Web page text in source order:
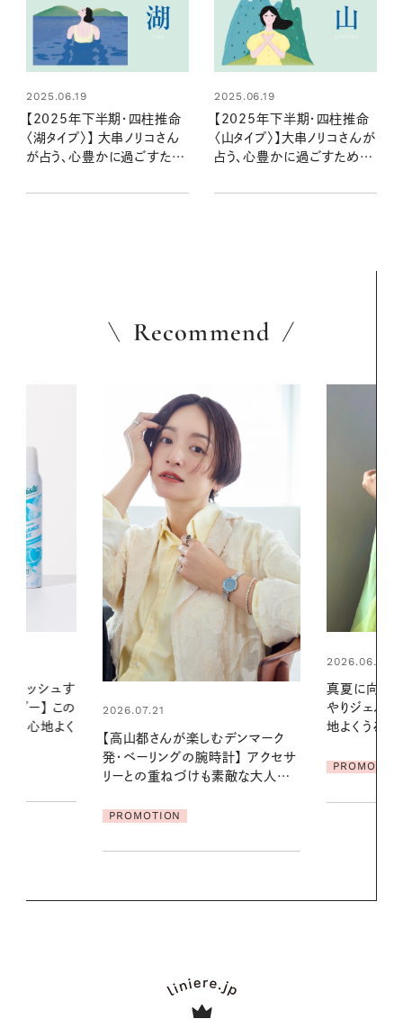
2025.06.19
【2025年下半期・四柱推命
〈湖タイプ〉】 大串ノリコさん
が占う、心豊かに過ごすため
2025.06.19
【2025年下半期・四柱推命
〈山タイプ〉】大串ノリコさんが
占う、心豊かに過ごすための
Recommend
2026.06.01
やりジェルと出合う。暑い季節に心
ア
PROMOTION
2026.06.01
暑い夏のナイ
える夜の爽